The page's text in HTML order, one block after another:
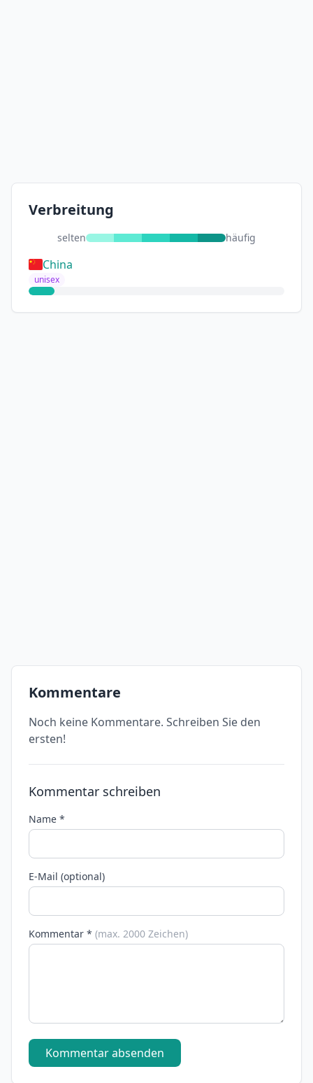
Verbreitung
selten häufig
China
unisex
Kommentare
Noch keine Kommentare. Schreiben Sie den
ersten!
Kommentar schreiben
Name *
E-Mail (optional)
Kommentar * (max. 2000 Zeichen)
Kommentar absenden